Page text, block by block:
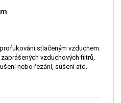
stlačeným vzduchem.
vzduchových filtrů,
nebo řezání, sušení atd.